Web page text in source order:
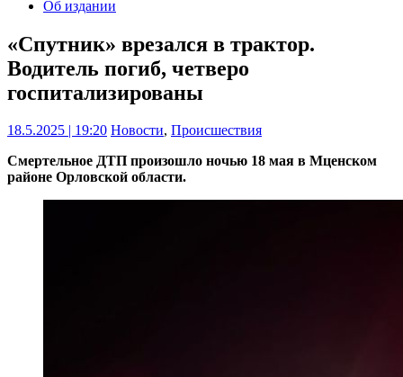
Об издании
«Спутник» врезался в трактор.
Водитель погиб, четверо
госпитализированы
18.5.2025 | 19:20 Новости, Происшествия
Смертельное ДТП произошло ночью 18 мая в Мценском
районе Орловской области.